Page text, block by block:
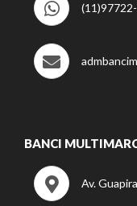
BANCI
Av.